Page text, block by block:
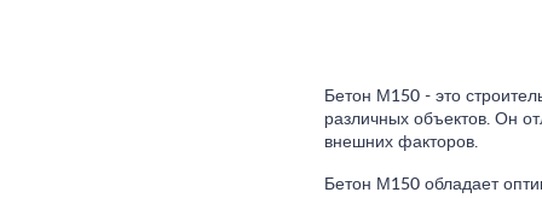
Бетон М150 - это
различных объектов. Он
внешних факторов.
Бетон М150 обладает